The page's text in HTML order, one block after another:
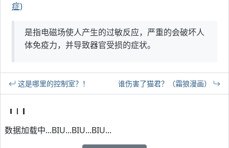
症)
是指电磁场使人产生的过敏反应，严重的会破坏人
体免疫力，并导致器官受损的症状。
这是哪里的控制室？！ 谁伤害了猫君？（霜狼漫画）
数据加载中...BIU...BIU...BIU...